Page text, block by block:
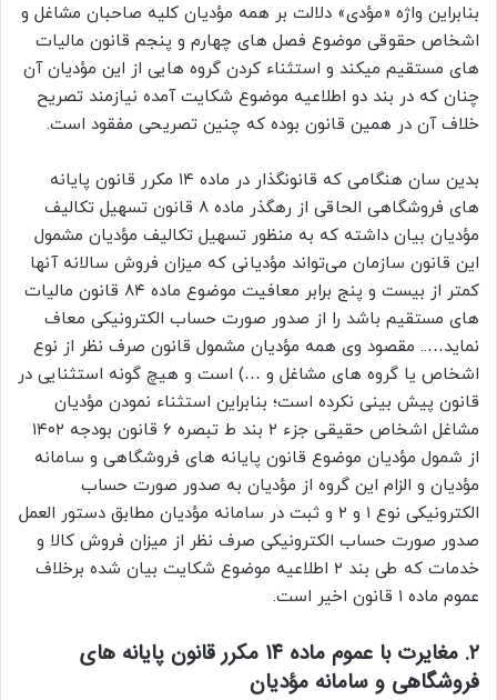
بنابراین واژه «مؤدی» دلالت بر همه مؤدیان کلیه صاحبان مشاغل و
اشخاص حقوقی موضوع فصل های چهارم و پنجم قانون مالیات
های مستقیم میکند و استثناء کردن گروه هایی از این مؤدیان آن
چنان که در بند دو اطلاعیه موضوع شکایت آمده نیازمند تصریح
خلاف آن در همین قانون بوده که چنین تصریحی مفقود است.
بدین سان هنگامی که قانونگذار در ماده ۱۴ مکرر قانون پایانه
های فروشگاهی الحاقی از رهگذر ماده ۸ قانون تسهیل تکالیف
مؤدیان بیان داشته که به منظور تسهیل تکالیف مؤدیان مشمول
این قانون سازمان می‌تواند مؤدیانی که میزان فروش سالانه آنها
کمتر از بیست و پنج برابر معافیت موضوع ماده ۸۴ قانون مالیات
های مستقیم باشد را از صدور صورت حساب الکترونیکی معاف
نماید….. مقصود وی همه مؤدیان مشمول قانون صرف نظر از نوع
اشخاص یا گروه های مشاغل و …) است و هیچ گونه استثنایی در
قانون پیش بینی نکرده است؛ بنابراین استثناء نمودن مؤدیان
مشاغل اشخاص حقیقی جزء ۲ بند ط تبصره ۶ قانون بودجه ۱۴۰۲
از شمول مؤدیان موضوع قانون پایانه های فروشگاهی و سامانه
مؤدیان و الزام این گروه از مؤدیان به صدور صورت حساب
الکترونیکی نوع ۱ و ۲ و ثبت در سامانه مؤدیان مطابق دستور العمل
صدور صورت حساب الکترونیکی صرف نظر از میزان فروش کالا و
خدمات که طی بند ۲ اطلاعیه موضوع شکایت بیان شده برخلاف
عموم ماده ۱ قانون اخیر است.
۲. مغایرت با عموم ماده ۱۴ مکرر قانون پایانه های
فروشگاهی و سامانه مؤدیان